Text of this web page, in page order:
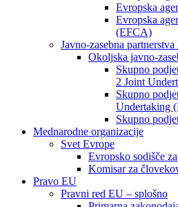
Evropska
Evropska
(EFCA)
Javno-zasebna
Okoljska javno-
Skupno
2 Joint
Skupno
Undertaking
Skupno
Mednarodne organizacije
Svet Evrope
Evropsko sodišče
Komisar za
Pravo EU
Pravni red EU – splošno